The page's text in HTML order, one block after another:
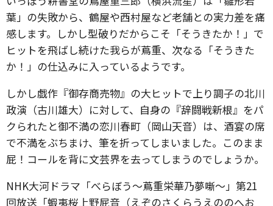
葉」の失敗から、鶴屋や西村屋など老舗との実力差を痛
感します。しかし型破りだからこそ「そうきたか！」で
ヒットを飛ばし続けた我らが蔦重、次なる「そうきた
か！」の仕込みに入っているようです。
しかし戯作『御存商売物』の大ヒットで上り調子の北川
政演（古川雄大）に対して、自身の『辞闘戦新根』をパ
クられたと御不満の恋川春町（岡山天音）は、酒宴の席
で不満をぶちまけ、筆を折ってしまいました。このまま
屁！コールを背に文芸界を去ってしまうのでしょうか。
NHK大河ドラマ「べらぼう～蔦重栄華乃夢噺～」第21
回放送「蝦夷桜上野屁音（えぞのさくらうえののへお